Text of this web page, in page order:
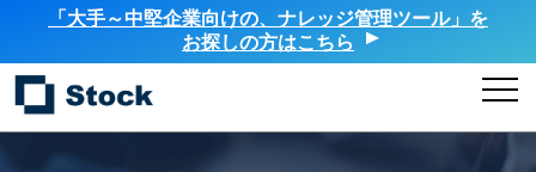
「大手～中堅企業向けの、ナレッジ管理ツール」を
お探しの方はこちら